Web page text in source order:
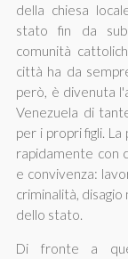
della chiesa
stato fin da
comunità
città ha da
però, è divenuta
Venezuela di
per i propri figli.
rapidamente con
e convivenza:
criminalità,
dello stato.
Di fronte a